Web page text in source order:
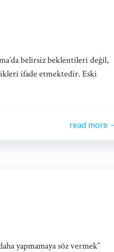
belirsiz beklentileri değil,
ifade etmektedir. Eski
read more
yapmamaya söz vermek”